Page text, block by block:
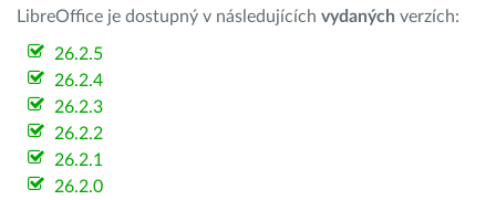
LibreOffice je dostupný v následujících vydaných verzích:
26.2.5
26.2.4
26.2.3
26.2.2
26.2.1
26.2.0